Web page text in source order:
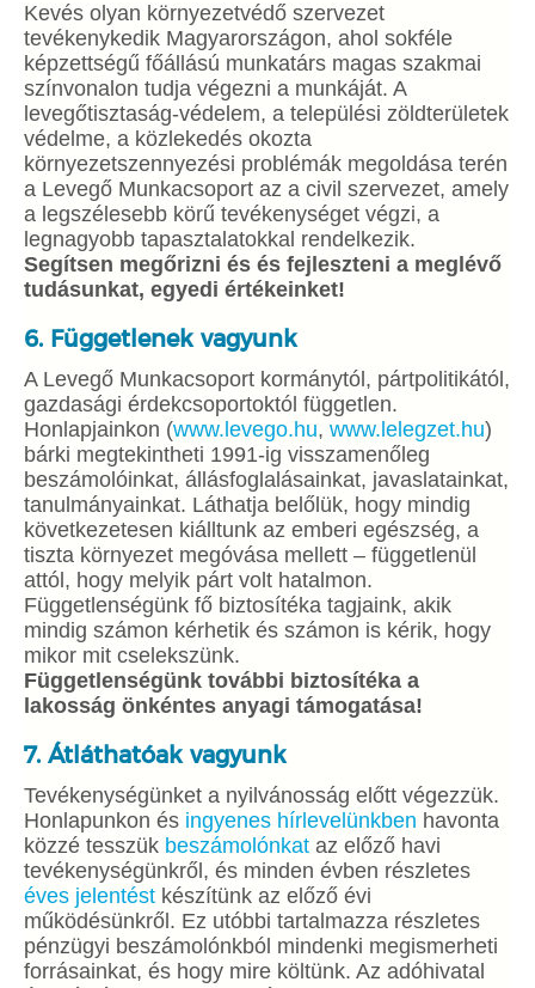
Kevés olyan környezetvédő szervezet
tevékenykedik Magyarországon, ahol sokféle
képzettségű főállású munkatárs magas szakmai
színvonalon tudja végezni a munkáját. A
levegőtisztaság-védelem, a települési zöldterületek
védelme, a közlekedés okozta
környezetszennyezési problémák megoldása terén
a Levegő Munkacsoport az a civil szervezet, amely
a legszélesebb körű tevékenységet végzi, a
legnagyobb tapasztalatokkal rendelkezik.
Segítsen megőrizni és és fejleszteni a meglévő
tudásunkat, egyedi értékeinket!
6. Függetlenek vagyunk
A Levegő Munkacsoport kormánytól, pártpolitikától,
gazdasági érdekcsoportoktól független.
Honlapjainkon (www.levego.hu, www.lelegzet.hu)
bárki megtekintheti 1991-ig visszamenőleg
beszámolóinkat, állásfoglalásainkat, javaslatainkat,
tanulmányainkat. Láthatja belőlük, hogy mindig
következetesen kiálltunk az emberi egészség, a
tiszta környezet megóvása mellett – függetlenül
attól, hogy melyik párt volt hatalmon.
Függetlenségünk fő biztosítéka tagjaink, akik
mindig számon kérhetik és számon is kérik, hogy
mikor mit cselekszünk.
Függetlenségünk további biztosítéka a
lakosság önkéntes anyagi támogatása!
7. Átláthatóak vagyunk
Tevékenységünket a nyilvánosság előtt végezzük.
Honlapunkon és ingyenes hírlevelünkben havonta
közzé tesszük beszámolónkat az előző havi
tevékenységünkről, és minden évben részletes
éves jelentést készítünk az előző évi
működésünkről. Ez utóbbi tartalmazza részletes
pénzügyi beszámolónkból mindenki megismerheti
forrásainkat, és hogy mire költünk. Az adóhivatal